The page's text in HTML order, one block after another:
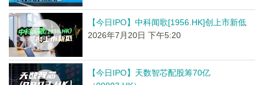
【今日IPO】中科闻歌[1956.HK]创上市新低
2026年7月20日 下午5:20
【今日IPO】天数智芯配股筹70亿